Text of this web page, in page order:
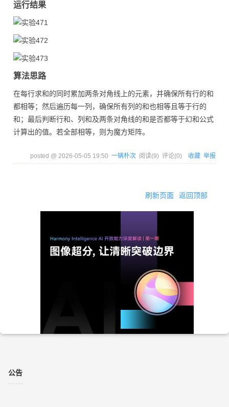
运行结果
算法思路
在每行求和的同时累加两条对角线上的元素，并确保所有行的和
都相等；然后遍历每一列，确保所有列的和也相等且等于行的
和；最后判断行和、列和及两条对角线的和是否都等于幻和公式
计算出的值。若全部相等，则为魔方矩阵。
posted @ 2026-05-05 19:50 一辆朴次 阅读(9) 评论(0) 收藏 举报
刷新页面 返回顶部
公告